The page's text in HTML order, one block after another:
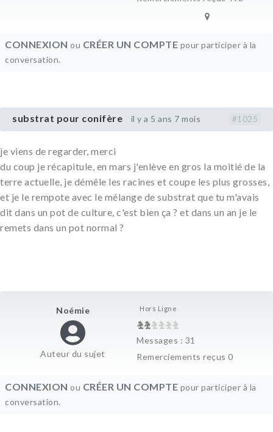
CONNEXION ou CRÉER UN COMPTE pour participer à la
conversation.
substrat pour conifère il y a 5 ans 7 mois #1025
Noémie
Auteur du sujet
Hors Ligne
Messages : 31
Remerciements reçus 0
je viens de regarder, merci
du coup je récapitule, en mars j'enlève en gros la moitié de la
terre actuelle, je démêle les racines et coupe les plus grosses,
et je le rempote avec le mélange de substrat que tu m'avais
dit dans un pot de culture, c'est bien ça ? et dans un an je le
remets dans un pot normal ?
CONNEXION ou CRÉER UN COMPTE pour participer à la
conversation.